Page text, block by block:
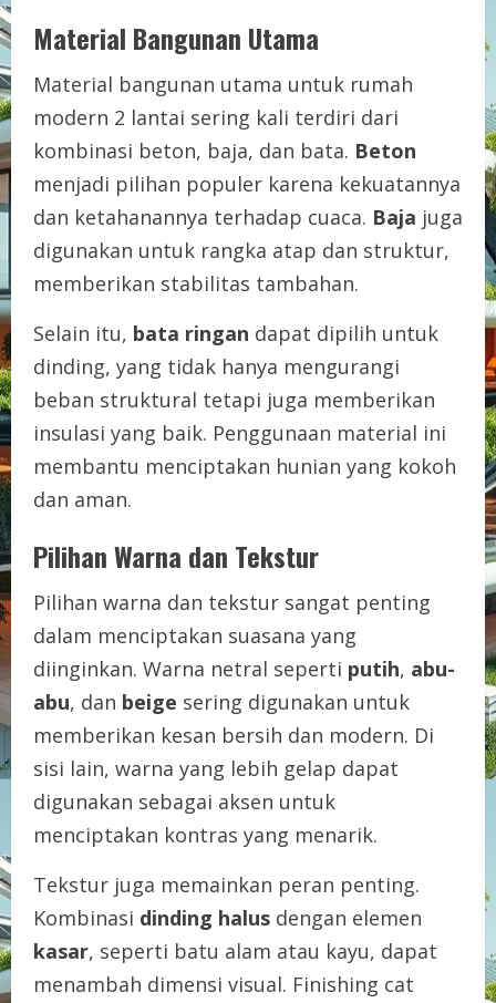
Material Bangunan Utama
Material bangunan utama untuk rumah
modern 2 lantai sering kali terdiri dari
kombinasi beton, baja, dan bata. Beton
menjadi pilihan populer karena kekuatannya
dan ketahanannya terhadap cuaca. Baja juga
digunakan untuk rangka atap dan struktur,
memberikan stabilitas tambahan.
Selain itu, bata ringan dapat dipilih untuk
dinding, yang tidak hanya mengurangi
beban struktural tetapi juga memberikan
insulasi yang baik. Penggunaan material ini
membantu menciptakan hunian yang kokoh
dan aman.
Pilihan Warna dan Tekstur
Pilihan warna dan tekstur sangat penting
dalam menciptakan suasana yang
diinginkan. Warna netral seperti putih, abu-
abu, dan beige sering digunakan untuk
memberikan kesan bersih dan modern. Di
sisi lain, warna yang lebih gelap dapat
digunakan sebagai aksen untuk
menciptakan kontras yang menarik.
Tekstur juga memainkan peran penting.
Kombinasi dinding halus dengan elemen
kasar, seperti batu alam atau kayu, dapat
menambah dimensi visual. Finishing cat